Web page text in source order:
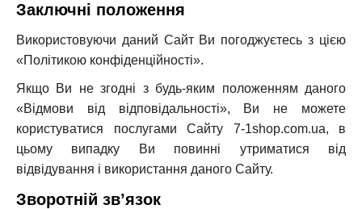
Заключні положення
Використовуючи даний Сайт Ви погоджуєтесь з цією
«Політикою конфіденційності».
Якщо Ви не згодні з будь-яким положенням даного
«Відмови від відповідальності», Ви не можете
користуватися послугами Сайту 7-1shop.com.ua, в
цьому випадку Ви повинні утриматися від
відвідування і використання даного Сайту.
Зворотній зв’язок